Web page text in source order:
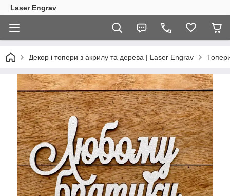
Laser Engrav
Декор і топери з акрилу та дерева | Laser Engrav